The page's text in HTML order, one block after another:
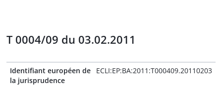
T 0004/09 du 03.02.2011
Identifiant européen de
la jurisprudence
ECLI:EP:BA:2011:T000409.20110203